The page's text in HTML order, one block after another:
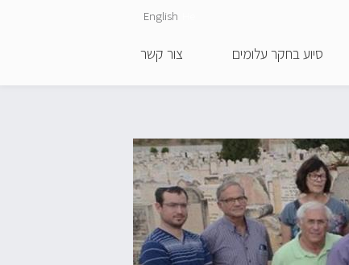
סיוע בחקר עלומים צור קשר
English